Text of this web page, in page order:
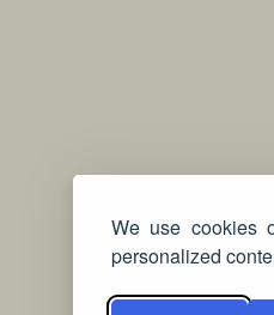
We use cookies
personalized